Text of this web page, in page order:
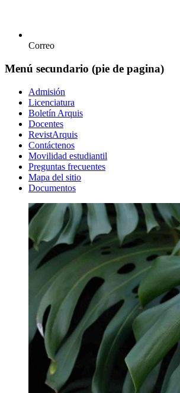
Correo
Menú secundario (pie de pagina)
Admisión
Licenciatura
Boletín Arquis
Docentes
RevistArquis
Contáctenos
Movilidad estudiantil
Preguntas frecuentes
Mapa del sitio
Documentos